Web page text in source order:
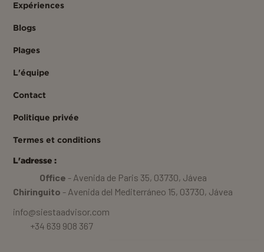
Expériences
Blogs
Plages
L'équipe
Contact
Politique privée
Termes et conditions
L'adresse :
Office - Avenida de Paris 35, 03730, Jávea
Chiringuito - Avenida del Mediterráneo 15, 03730, Jávea
info@siestaadvisor.com
+34 639 908 367